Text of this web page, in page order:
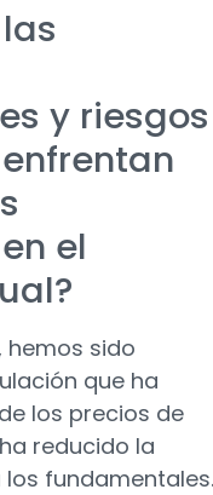
y riesgos
el
hemos sido
que ha
los precios de
reducido la
fundamentales.